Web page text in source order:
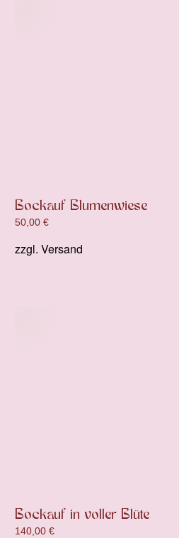
Bockauf Blumenwiese
50,00 €
zzgl. Versand
Bockauf in voller Blüte
140,00 €